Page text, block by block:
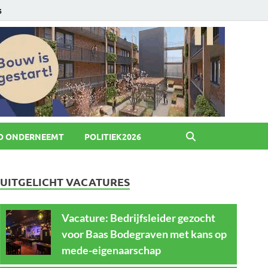
ONDERNEEMT POLITIEK2026
UITGELICHT VACATURES
Vacature: Bedrijfsleider gezocht
voor Baas Bodegraven met kans op
mede-eigenaarschap